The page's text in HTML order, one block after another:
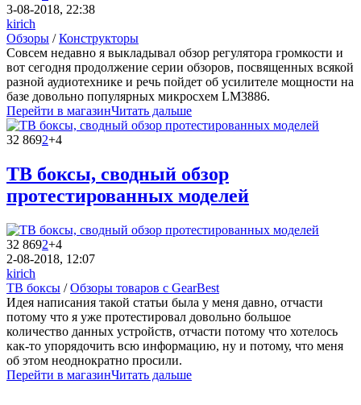
3-08-2018, 22:38
kirich
Обзоры /Конструкторы
Совсем недавно я выкладывал обзор регулятора громкости и
вот сегодня продолжение серии обзоров, посвященных всякой
разной аудиотехнике и речь пойдет об усилителе мощности на
базе довольно популярных микросхем LM3886.
Перейти в магазинЧитать дальше
32 8692+4
ТВ боксы, сводный обзор
протестированных моделей
32 8692+4
2-08-2018, 12:07
kirich
ТВ боксы /Обзоры товаров с GearBest
Идея написания такой статьи была у меня давно, отчасти
потому что я уже протестировал довольно большое
количество данных устройств, отчасти потому что хотелось
как-то упорядочить всю информацию, ну и потому, что меня
об этом неоднократно просили.
Перейти в магазинЧитать дальше